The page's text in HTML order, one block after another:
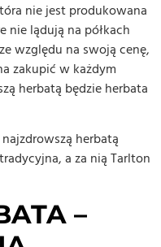
nie jest produkowana
nie lądują na półkach
względu na swoją cenę,
zakupić w każdym
herbatą będzie herbata
herbatą
a za nią Tarlton
–